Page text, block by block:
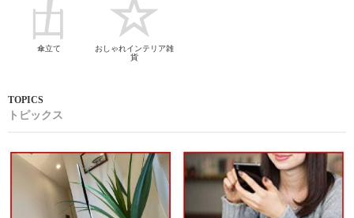
傘立て
おしゃれインテリア雑
貨
トピックス